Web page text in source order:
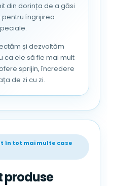
burete
de actiunea
si de ploaie.
din dorința de a găsi
pentru îngrijirea
și dezvoltăm
ca ele să fie mai mult
sprijin, încredere
de zi cu zi.
în tot mai multe case
produse